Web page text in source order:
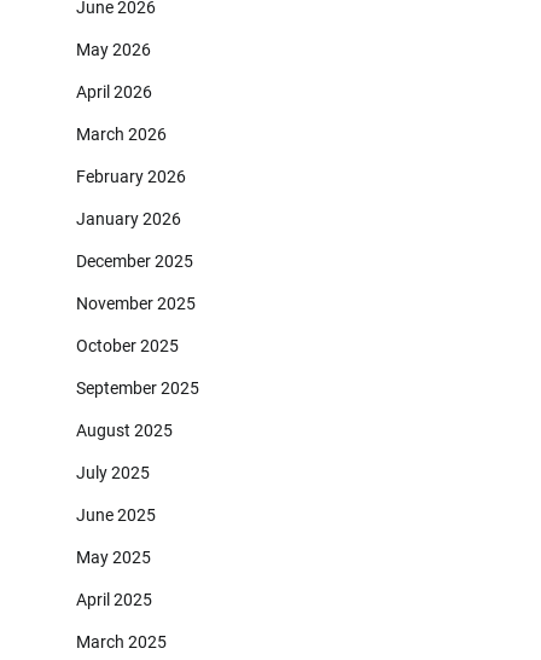
June 2026
May 2026
April 2026
March 2026
February 2026
January 2026
December 2025
November 2025
October 2025
September 2025
August 2025
July 2025
June 2025
May 2025
April 2025
March 2025